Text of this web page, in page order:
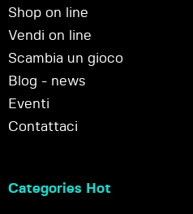
Shop on line
Vendi on line
Scambia un gioco
Blog - news
Eventi
Contattaci
Categories Hot